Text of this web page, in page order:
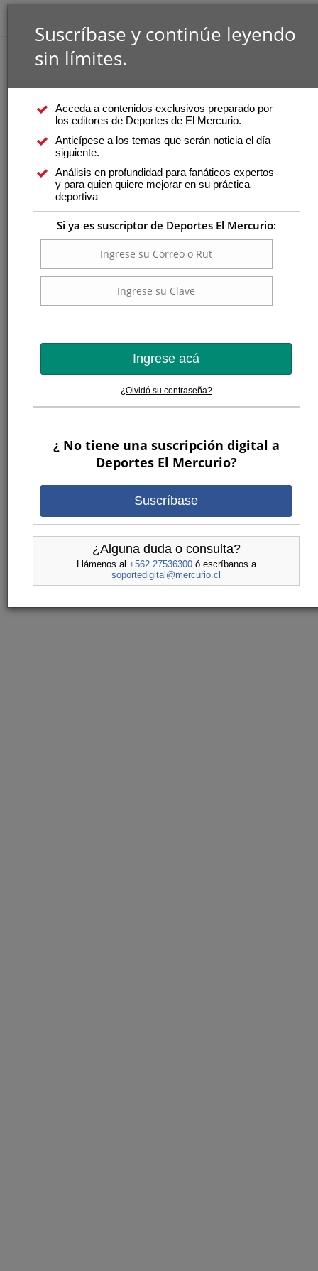
Suscríbase y continúe leyendo
sin límites.
Acceda a contenidos exclusivos preparado por
los editores de Deportes de El Mercurio.
Anticípese a los temas que serán noticia el día
siguiente.
Análisis en profundidad para fanáticos expertos
y para quien quiere mejorar en su práctica
deportiva
Si ya es suscriptor de Deportes El Mercurio:
Ingrese acá
¿Olvidó su contraseña?
¿ No tiene una suscripción digital a
Deportes El Mercurio?
Suscríbase
¿Alguna duda o consulta?
Llámenos al +562 27536300ó escríbanos a
soportedigital@mercurio.cl